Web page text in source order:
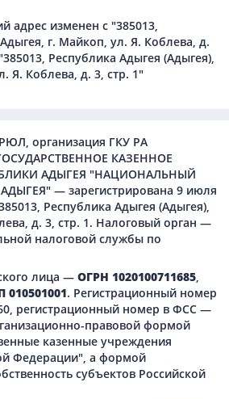
адрес изменен с "385013,
г. Майкоп, ул. Я. Коблева, д.
Республика Адыгея (Адыгея),
Я. Коблева, д. 3, стр. 1"
организация ГКУ РА
КАЗЕННОЕ
АДЫГЕЯ "НАЦИОНАЛЬНЫЙ
— зарегистрирована 9 июля
Республика Адыгея (Адыгея),
д. 3, стр. 1. Налоговый орган —
налоговой службы по
лица — ОГРН 1020100711685,
010501001. Регистрационный номер
регистрационный номер в ФСС —
правовой формой
казенные учреждения
Федерации", а формой
субъектов Российской